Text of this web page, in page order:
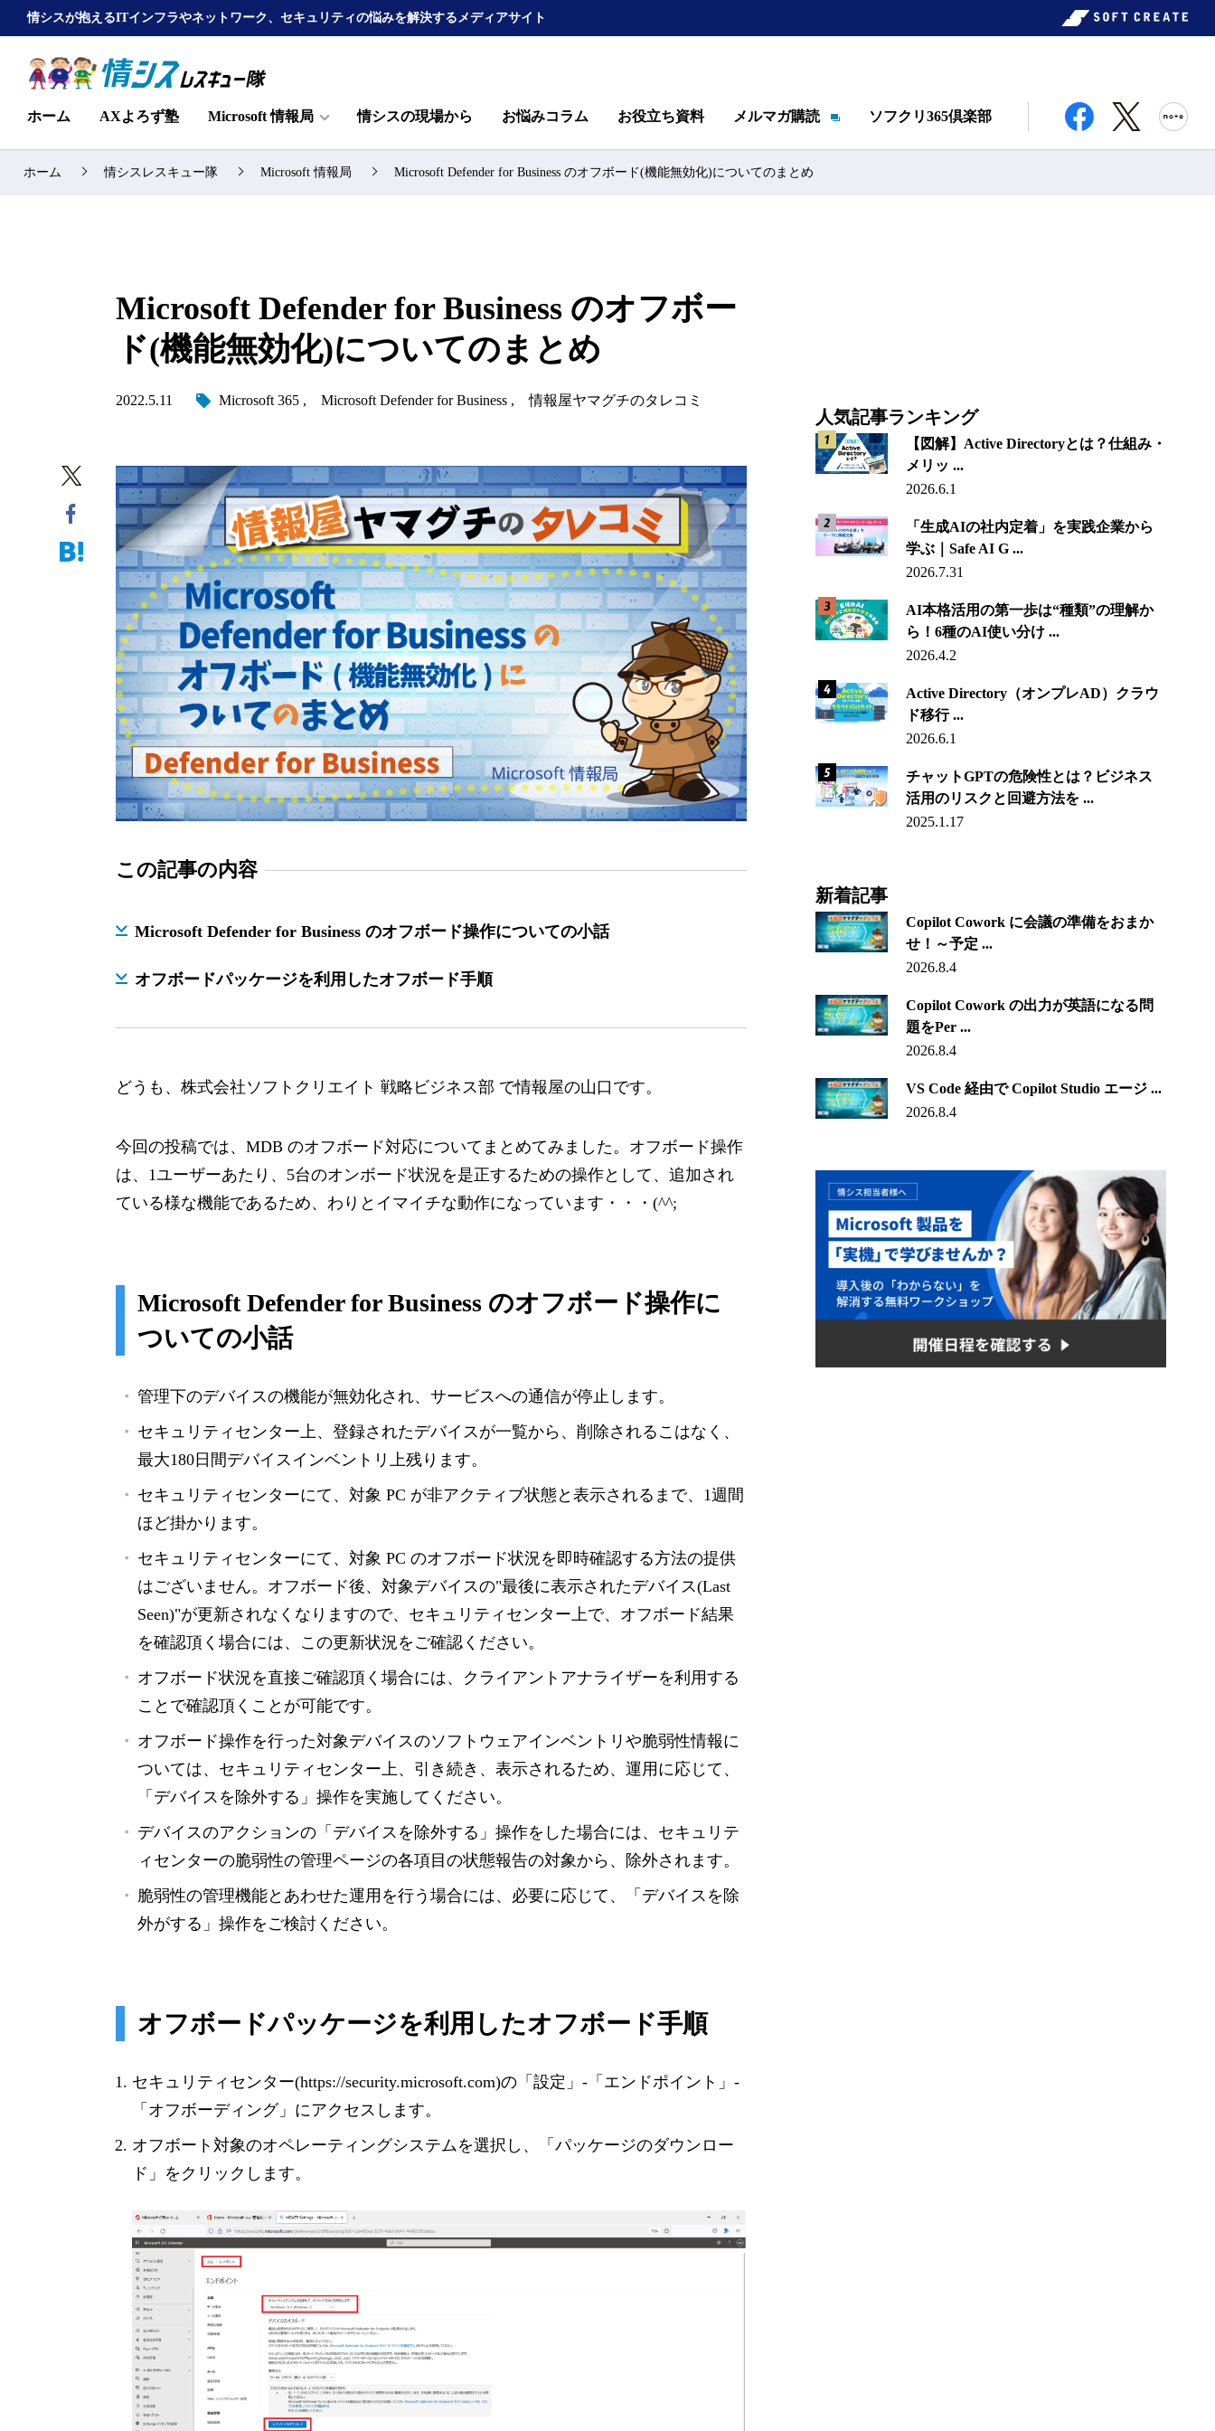
情シスが抱えるITインフラやネットワーク、セキュリティの悩みを解決するメディアサイト
ホーム AXよろず塾 Microsoft 情報局 情シスの現場から お悩みコラム お役立ち資料 メルマガ購読 ソフクリ365倶楽部
ホーム 情シスレスキュー隊 Microsoft 情報局 Microsoft Defender for Business のオフボード(機能無効化)についてのまとめ
Microsoft Defender for Business のオフボー
ド(機能無効化)についてのまとめ
2022.5.11 Microsoft 365 Microsoft Defender for Business 情報屋ヤマグチのタレコミ
この記事の内容
Microsoft Defender for Business のオフボード操作についての小話
オフボードパッケージを利用したオフボード手順
どうも、株式会社ソフトクリエイト 戦略ビジネス部 で情報屋の山口です。
今回の投稿では、MDB のオフボード対応についてまとめてみました。オフボード操作
は、1ユーザーあたり、5台のオンボード状況を是正するための操作として、追加され
ている様な機能であるため、わりとイマイチな動作になっています・・・(^^;
Microsoft Defender for Business のオフボード操作に
ついての小話
管理下のデバイスの機能が無効化され、サービスへの通信が停止します。
セキュリティセンター上、登録されたデバイスが一覧から、削除されるこはなく、
最大180日間デバイスインベントリ上残ります。
セキュリティセンターにて、対象 PC が非アクティブ状態と表示されるまで、1週間
ほど掛かります。
セキュリティセンターにて、対象 PC のオフボード状況を即時確認する方法の提供
はございません。オフボード後、対象デバイスの"最後に表示されたデバイス(Last
Seen)"が更新されなくなりますので、セキュリティセンター上で、オフボード結果
を確認頂く場合には、この更新状況をご確認ください。
オフボード状況を直接ご確認頂く場合には、クライアントアナライザーを利用する
ことで確認頂くことが可能です。
オフボード操作を行った対象デバイスのソフトウェアインベントリや脆弱性情報に
ついては、セキュリティセンター上、引き続き、表示されるため、運用に応じて、
「デバイスを除外する」操作を実施してください。
デバイスのアクションの「デバイスを除外する」操作をした場合には、セキュリテ
ィセンターの脆弱性の管理ページの各項目の状態報告の対象から、除外されます。
脆弱性の管理機能とあわせた運用を行う場合には、必要に応じて、「デバイスを除
外がする」操作をご検討ください。
オフボードパッケージを利用したオフボード手順
セキュリティセンター(https://security.microsoft.com)の「設定」-「エンドポイント」-
「オフボーディング」にアクセスします。
オフボート対象のオペレーティングシステムを選択し、「パッケージのダウンロー
ド」をクリックします。
人気記事ランキング
【図解】Active Directoryとは？仕組み・
メリッ ...
2026.6.1
「生成AIの社内定着」を実践企業から
学ぶ｜Safe AI G ...
2026.7.31
AI本格活用の第一歩は“種類”の理解か
ら！6種のAI使い分け ...
2026.4.2
Active Directory（オンプレAD）クラウ
ド移行 ...
2026.6.1
チャットGPTの危険性とは？ビジネス
活用のリスクと回避方法を ...
2025.1.17
新着記事
Copilot Cowork に会議の準備をおまか
せ！～予定 ...
2026.8.4
Copilot Cowork の出力が英語になる問
題をPer ...
2026.8.4
VS Code 経由で Copilot Studio エージ ...
2026.8.4